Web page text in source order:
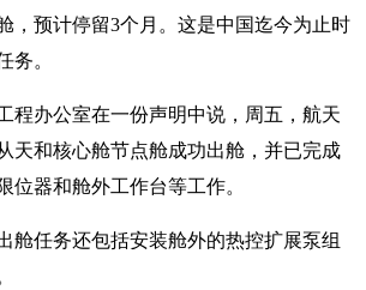
，预计停留3个月。这是中国迄今为止时
务。
程办公室在一份声明中说，周五，航天
天和核心舱节点舱成功出舱，并已完成
位器和舱外工作台等工作。
舱任务还包括安装舱外的热控扩展泵组